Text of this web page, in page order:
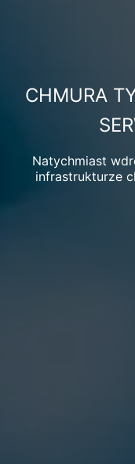
CHMURA
Natychmiast
infrastrukturze